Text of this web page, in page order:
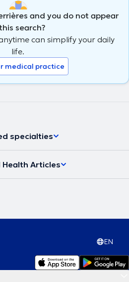
and you do not appear
search?
can simplify your daily
life.
medical practice
specialties
Health Articles
EN